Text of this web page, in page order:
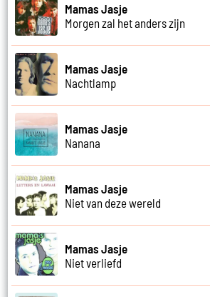
Mamas Jasje
Morgen zal het anders zijn
Mamas Jasje
Nachtlamp
Mamas Jasje
Nanana
Mamas Jasje
Niet van deze wereld
Mamas Jasje
Niet verliefd